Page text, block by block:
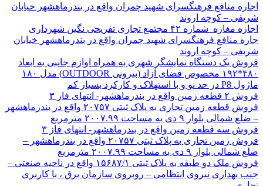
اجاره منافع فرهنگسرای شهید چمران واقع در بندرماهشهر خیابان
شریفی – کوچه اروند
اجازه مغازه شماره ۴۲ مجتمع تجاری تفریحی نگین شهرداری
جاره منافع فرهنگسرای شهید چمران واقع در بندرماهشهر خیابان
شریفی – کوچه اروند
فروش یک دستگاه نمایشگر شهری به همراه اوازم جانبی به ابعاد
۴۸۰*۱۹۲ مخصوص فضای آزاد (بیرونی OUTDOOR) مدل ۱۸۰
ماژول P8 در حد نو و با استهلاک و کارکرد بسیار کم
فروش ۲ قطعه زمین واقع در بندرماهشهر- انتهای فاز ۳
فروش قطعه زمین تجاری به پلاک ثبتی ۲۰۷۵۷ واقع در بندرماهشهر
– ضلع شمالی بلوار ۹ دی به مساحت ۲۰۰۷.۹۹ مترمربع
فروش سه قطعه زمین واقع در بندرماهشهر- انتهای فاز ۳
فروش زمین تجاری به پلاک ثبتی ۲۰۷۵۷ واقع در بندرماهشهر –
ضلع شمالی بلوار ۹ دی به مساحت ۲۰۰۷.۹۹ مترمربع
فروش ملک دو طبقه به پلاک ثبتی ۱۵۶۸۷/۱ واقع در ناحیه صنعتی –
جنب بهداری نیروی انتظامی – روبروی سازمان برق ، با کاربری